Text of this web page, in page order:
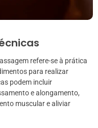
refere-se à prática
para realizar
podem incluir
e alongamento,
muscular e aliviar